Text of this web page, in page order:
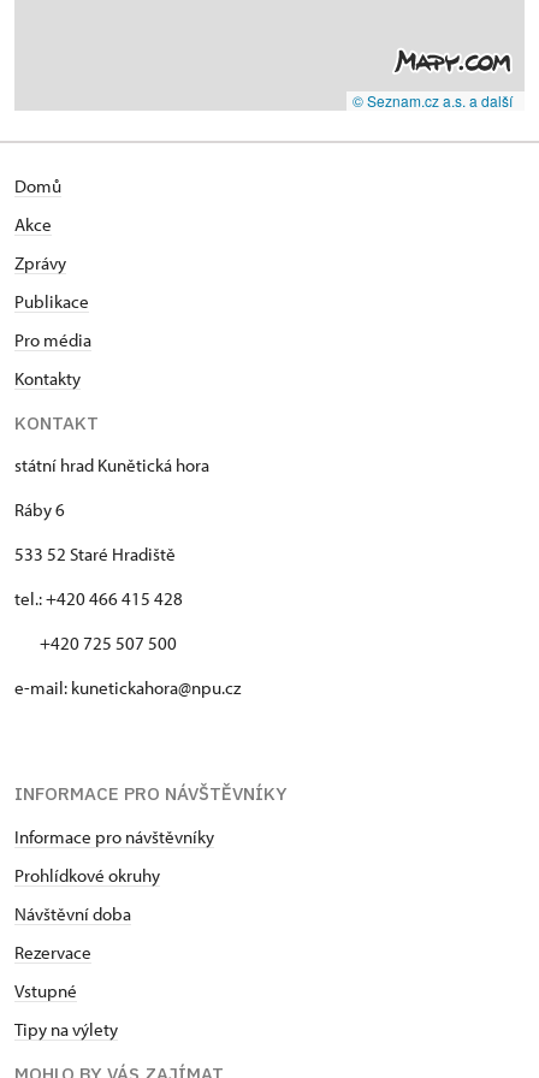
© Seznam.cz a.s. a další
Domů
Akce
Zprávy
Publikace
Pro média
Kontakty
KONTAKT
státní hrad Kunětická hora
Ráby 6
533 52 Staré Hradiště
tel.: +420 466 415 428
+420 725 507 500
e-mail: kunetickahora@npu.cz
INFORMACE PRO NÁVŠTĚVNÍKY
Informace pro návštěvníky
Prohlídkové okruhy
Návštěvní doba
Rezervace
Vstupné
Tipy na výlety